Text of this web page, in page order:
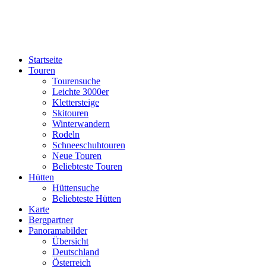
Startseite
Touren
Tourensuche
Leichte 3000er
Klettersteige
Skitouren
Winterwandern
Rodeln
Schneeschuhtouren
Neue Touren
Beliebteste Touren
Hütten
Hüttensuche
Beliebteste Hütten
Karte
Bergpartner
Panoramabilder
Übersicht
Deutschland
Österreich